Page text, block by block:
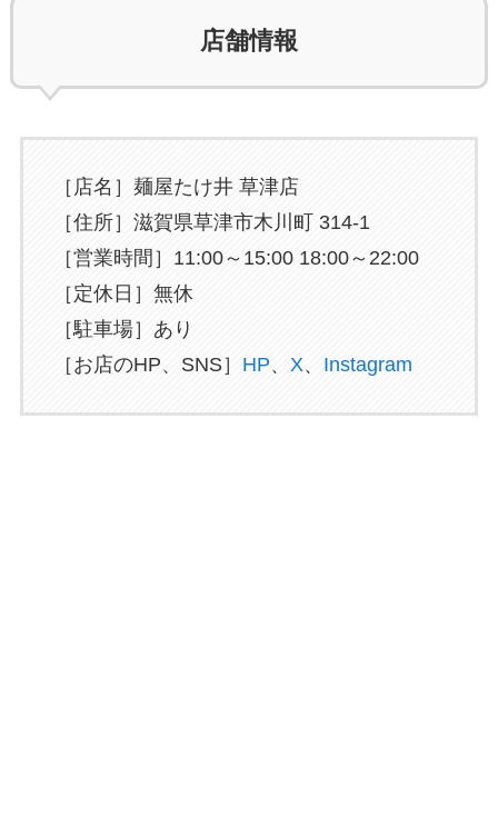
店舗情報
［店名］麺屋たけ井 草津店
［住所］滋賀県草津市木川町 314-1
［営業時間］11:00～15:00 18:00～22:00
［定休日］無休
［駐車場］あり
［お店のHP、SNS］ HP、 X、 Instagram